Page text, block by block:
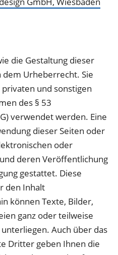
die Gestaltung dieser
Urheberrecht. Sie
und sonstigen
des § 53
verwendet werden. Eine
dieser Seiten oder
oder
deren Veröffentlichung
gestattet. Diese
den Inhalt
können Texte, Bilder,
ganz oder teilweise
Auch über das
Dritter geben Ihnen die